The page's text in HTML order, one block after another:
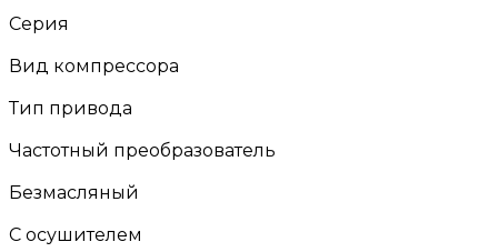
Серия
Вид компрессора
Тип привода
Частотный преобразователь
Безмасляный
С осушителем